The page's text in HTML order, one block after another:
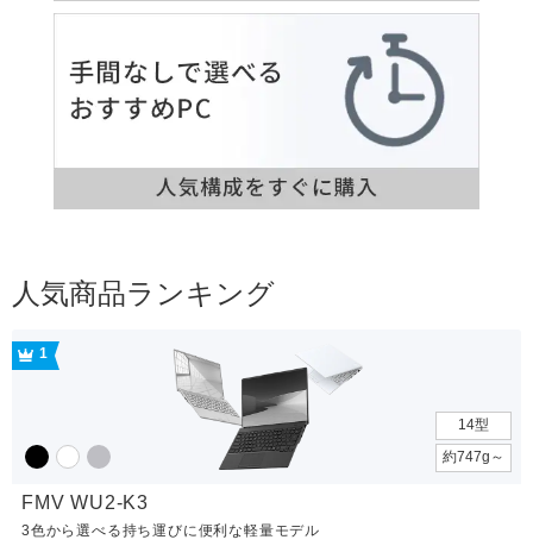
人気商品ランキング
1
14型
約747g～
FMV WU2-K3
3色から選べる持ち運びに便利な軽量モデル